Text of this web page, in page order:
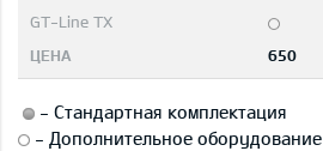
650
- Стандартная комплектация
- Дополнительное оборудование